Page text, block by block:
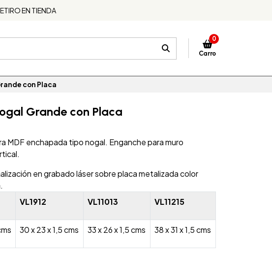
EN TIENDA
0
Carro
con Placa
Grande con Placa
MDF enchapada tipo nogal. Enganche para muro
en grabado láser sobre placa metalizada color
VL1912 VL11013 VL11215
30 x 23 x 1,5 cms 33 x 26 x 1,5 cms 38 x 31 x 1,5 cms